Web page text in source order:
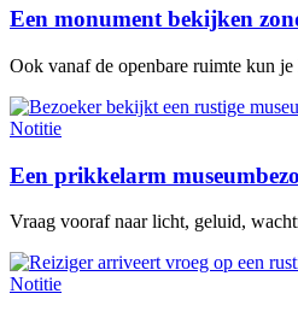
Een monument bekijken
Ook vanaf de openbare ruimte kun
Notitie
Een prikkelarm
Vraag vooraf naar licht, geluid,
Notitie